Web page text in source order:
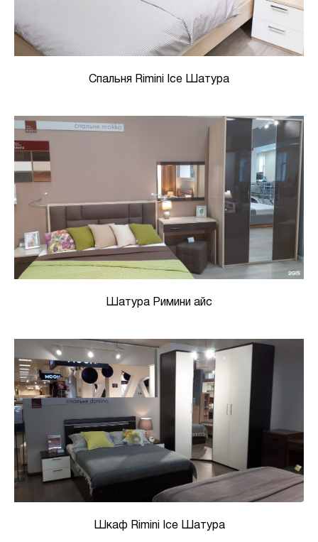
Спальня Rimini Ice Шатура
Шатура Римини айс
Шкаф Rimini Ice Шатура